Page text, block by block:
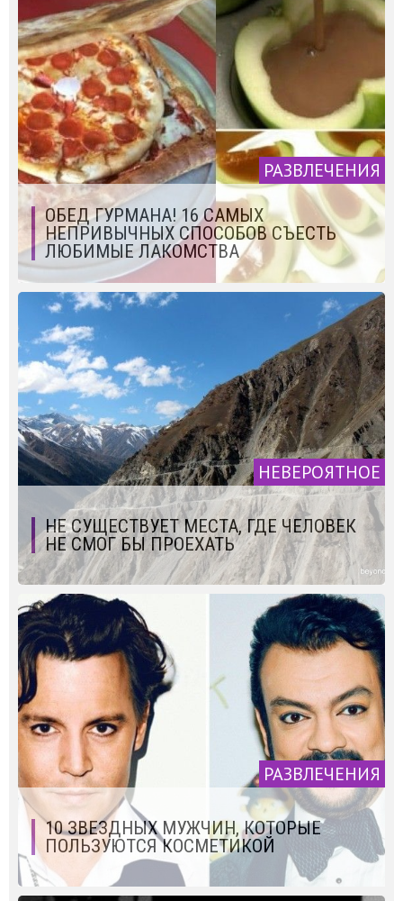
РАЗВЛЕЧЕНИЯ
ОБЕД ГУРМАНА! 16 САМЫХ
НЕПРИВЫЧНЫХ СПОСОБОВ СЪЕСТЬ
ЛЮБИМЫЕ ЛАКОМСТВА
НЕВЕРОЯТНОЕ
НЕ СУЩЕСТВУЕТ МЕСТА, ГДЕ ЧЕЛОВЕК
НЕ СМОГ БЫ ПРОЕХАТЬ
РАЗВЛЕЧЕНИЯ
10 ЗВЕЗДНЫХ МУЖЧИН, КОТОРЫЕ
ПОЛЬЗУЮТСЯ КОСМЕТИКОЙ